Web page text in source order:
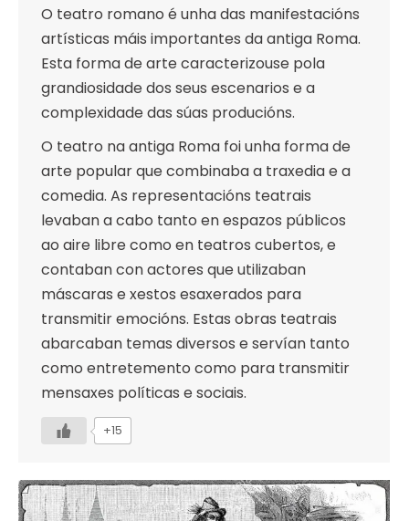
O teatro romano é unha das manifestacións
artísticas máis importantes da antiga Roma.
Esta forma de arte caracterizouse pola
grandiosidade dos seus escenarios e a
complexidade das súas producións.
O teatro na antiga Roma foi unha forma de
arte popular que combinaba a traxedia e a
comedia. As representacións teatrais
levaban a cabo tanto en espazos públicos
ao aire libre como en teatros cubertos, e
contaban con actores que utilizaban
máscaras e xestos esaxerados para
transmitir emocións. Estas obras teatrais
abarcaban temas diversos e servían tanto
como entretemento como para transmitir
mensaxes políticas e sociais.
+15